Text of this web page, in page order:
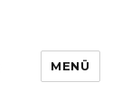
MENÜ